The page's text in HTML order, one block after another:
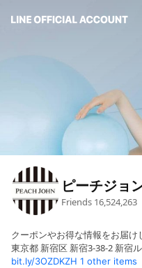
ピーチジョ
Friends 16,524,263
クーポンやお得な情報をお届け
東京都 新宿区 新宿3-38-2 新宿
bit.ly/3OZDKZH 1 other items